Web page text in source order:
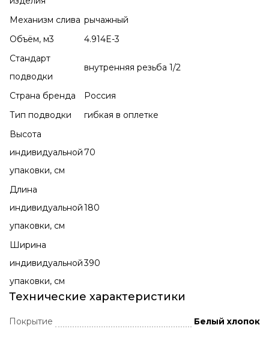
Механизм слива рычажный
Объём, м3
4.914E-3
Стандарт
подводки
внутренняя резьба 1/2
Страна бренда
Россия
Тип подводки
гибкая в оплетке
Высота
индивидуальной
упаковки, см
70
Длина
индивидуальной
упаковки, см
180
Ширина
индивидуальной
упаковки, см
390
Технические характеристики
Покрытие Белый хлопок